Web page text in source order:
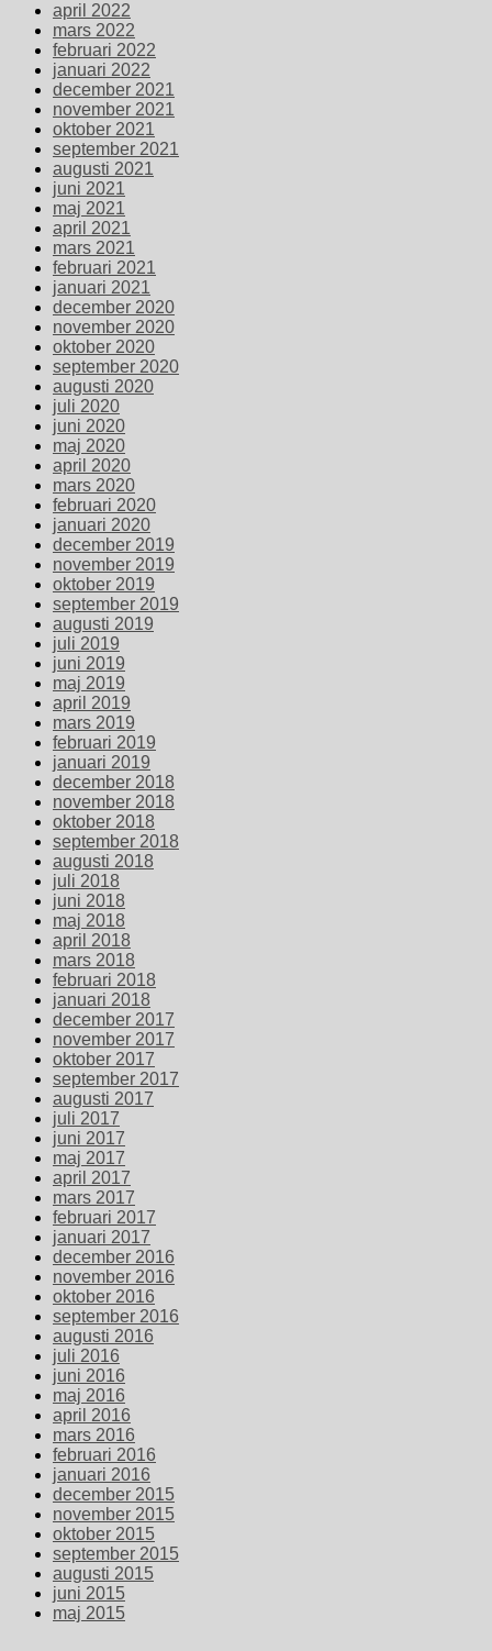
april 2022
mars 2022
februari 2022
januari 2022
december 2021
november 2021
oktober 2021
september 2021
augusti 2021
juni 2021
maj 2021
april 2021
mars 2021
februari 2021
januari 2021
december 2020
november 2020
oktober 2020
september 2020
augusti 2020
juli 2020
juni 2020
maj 2020
april 2020
mars 2020
februari 2020
januari 2020
december 2019
november 2019
oktober 2019
september 2019
augusti 2019
juli 2019
juni 2019
maj 2019
april 2019
mars 2019
februari 2019
januari 2019
december 2018
november 2018
oktober 2018
september 2018
augusti 2018
juli 2018
juni 2018
maj 2018
april 2018
mars 2018
februari 2018
januari 2018
december 2017
november 2017
oktober 2017
september 2017
augusti 2017
juli 2017
juni 2017
maj 2017
april 2017
mars 2017
februari 2017
januari 2017
december 2016
november 2016
oktober 2016
september 2016
augusti 2016
juli 2016
juni 2016
maj 2016
april 2016
mars 2016
februari 2016
januari 2016
december 2015
november 2015
oktober 2015
september 2015
augusti 2015
juni 2015
maj 2015